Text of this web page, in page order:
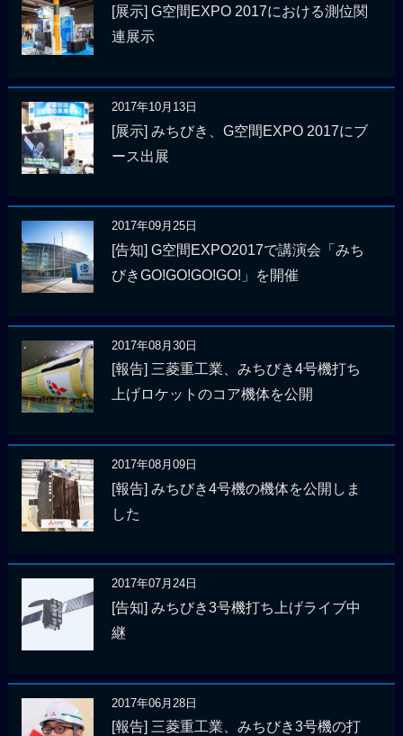
[展示] G空間EXPO 2017における測位関
連展示
2017年10月13日
[展示] みちびき、G空間EXPO 2017にブ
ース出展
2017年09月25日
[告知] G空間EXPO2017で講演会「みち
びきGO!GO!GO!GO!」を開催
2017年08月30日
[報告] 三菱重工業、みちびき4号機打ち
上げロケットのコア機体を公開
2017年08月09日
[報告] みちびき4号機の機体を公開しま
した
2017年07月24日
[告知] みちびき3号機打ち上げライブ中
継
2017年06月28日
[報告] 三菱重工業、みちびき3号機の打